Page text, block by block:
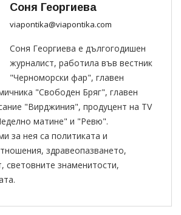
Соня Георгиева
viapontika@viapontika.com
Соня Георгиева е дългогодишен
журналист, работила във вестник
"Черноморски фар", главен
"Свободен Бряг", главен
"Вирджиния", продуцент на TV
матине" и "Ревю".
за нея са политиката и
здравеопазването,
световните знаменитости,